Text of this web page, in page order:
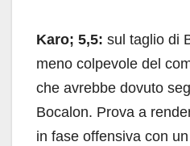
Karo; 5,5: sul taglio di
meno colpevole del
che avrebbe dovuto
Bocalon. Prova a
in fase offensiva con